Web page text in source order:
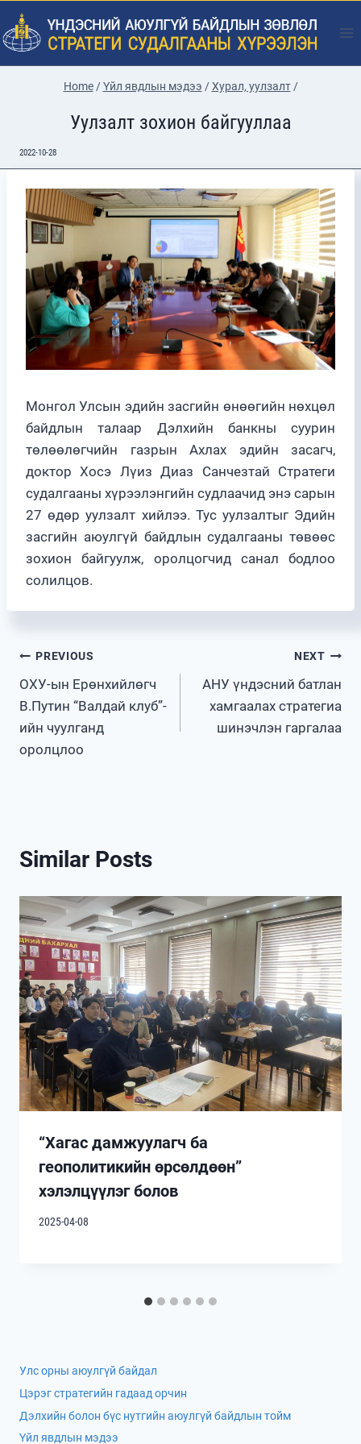
Skip
to
content
Home / Үйл явдлын мэдээ / Хурал, уулзалт /
Уулзалт зохион байгууллаа
2022-10-28
Монгол Улсын эдийн засгийн өнөөгийн нөхцөл
байдлын талаар Дэлхийн банкны суурин
төлөөлөгчийн газрын Ахлах эдийн засагч,
доктор Хосэ Лүиз Диаз Санчезтай Стратеги
судалгааны хүрээлэнгийн судлаачид энэ сарын
27 өдөр уулзалт хийлээ. Тус уулзалтыг Эдийн
засгийн аюулгүй байдлын судалгааны төвөөс
зохион байгуулж, оролцогчид санал бодлоо
солилцов.
Post
navigation
PREVIOUS
ОХУ-ын Ерөнхийлөгч
В.Путин “Валдай клуб”-
ийн чуулганд
оролцлоо
NEXT
АНУ үндэсний батлан
хамгаалах стратегиа
шинэчлэн гаргалаа
Similar Posts
“Хагас дамжуулагч ба
геополитикийн өрсөлдөөн”
хэлэлцүүлэг болов
2025-04-08
Улс орны аюулгүй байдал
Цэрэг стратегийн гадаад орчин
Дэлхийн болон бүс нутгийн аюулгүй байдлын тойм
Үйл явдлын мэдээ